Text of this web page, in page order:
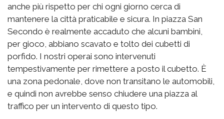
anche più rispetto per chi ogni giorno cerca di
mantenere la città praticabile e sicura. In piazza San
Secondo è realmente accaduto che alcuni bambini,
per gioco, abbiano scavato e tolto dei cubetti di
porfido. I nostri operai sono intervenuti
tempestivamente per rimettere a posto il cubetto. È
una zona pedonale, dove non transitano le automobili,
e quindi non avrebbe senso chiudere una piazza al
traffico per un intervento di questo tipo.